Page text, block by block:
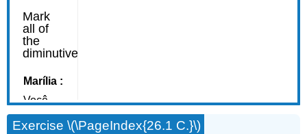
Exercise \(\PageIndex{26.1 C.}\)